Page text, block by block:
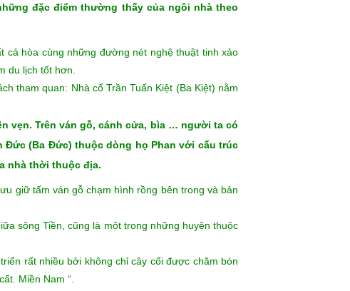
quan Làng cổ Hòa Hiệp – đây là một trong 3 ngôi
phồn hoa, thể hiện qua quy mô và vẻ đẹp của
đặc điểm thường thấy của ngôi nhà theo
hòa cùng những đường nét nghệ thuật tinh xảo
du lịch tốt hơn.
tham quan: Nhà cổ Trần Tuấn Kiệt (Ba Kiệt) nằm
vẹn.
Trên ván gỗ, cánh cửa, bìa … người ta có
(Ba Đức) thuộc dòng họ Phan với cấu trúc
nhà thời thuộc địa.
giữ tấm ván gỗ chạm hình rồng bên trong và bản